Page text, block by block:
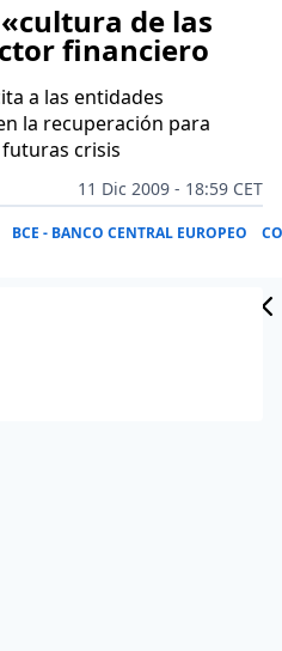
de las
financiero
a las entidades
la recuperación para
crisis
11 Dic 2009 - 18:59 CET
BCE - BANCO CENTRAL EUROPEO